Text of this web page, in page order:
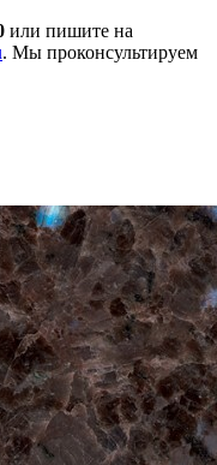
или пишите на
. Мы проконсультируем